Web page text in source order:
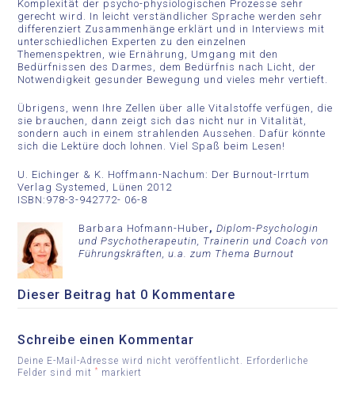
Komplexität der psycho-physiologischen Prozesse sehr
gerecht wird. In leicht verständlicher Sprache werden sehr
differenziert Zusammenhänge erklärt und in Interviews mit
unterschiedlichen Experten zu den einzelnen
Themenspektren, wie Ernährung, Umgang mit den
Bedürfnissen des Darmes, dem Bedürfnis nach Licht, der
Notwendigkeit gesunder Bewegung und vieles mehr vertieft.
Übrigens, wenn Ihre Zellen über alle Vitalstoffe verfügen, die
sie brauchen, dann zeigt sich das nicht nur in Vitalität,
sondern auch in einem strahlenden Aussehen. Dafür könnte
sich die Lektüre doch lohnen. Viel Spaß beim Lesen!
U. Eichinger & K. Hoffmann-Nachum: Der Burnout-Irrtum
Verlag Systemed, Lünen 2012
ISBN:978-3-942772- 06-8
Barbara Hofmann-Huber, Diplom-Psychologin
und Psychotherapeutin, Trainerin und Coach von
Führungskräften, u.a. zum Thema Burnout
Dieser Beitrag hat 0 Kommentare
Schreibe einen Kommentar
Deine E-Mail-Adresse wird nicht veröffentlicht. Erforderliche
Felder sind mit* markiert